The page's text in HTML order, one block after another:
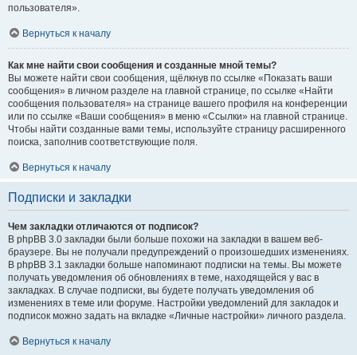
пользователя».
Вернуться к началу
Как мне найти свои сообщения и созданные мной темы?
Вы можете найти свои сообщения, щёлкнув по ссылке «Показать ваши
сообщения» в личном разделе на главной странице, по ссылке «Найти
сообщения пользователя» на странице вашего профиля на конференции
или по ссылке «Ваши сообщения» в меню «Ссылки» на главной странице.
Чтобы найти созданные вами темы, используйте страницу расширенного
поиска, заполнив соответствующие поля.
Вернуться к началу
Подписки и закладки
Чем закладки отличаются от подписок?
В phpBB 3.0 закладки были больше похожи на закладки в вашем веб-
браузере. Вы не получали предупреждений о произошедших изменениях.
В phpBB 3.1 закладки больше напоминают подписки на темы. Вы можете
получать уведомления об обновлениях в теме, находящейся у вас в
закладках. В случае подписки, вы будете получать уведомления об
изменениях в теме или форуме. Настройки уведомлений для закладок и
подписок можно задать на вкладке «Личные настройки» личного раздела.
Вернуться к началу